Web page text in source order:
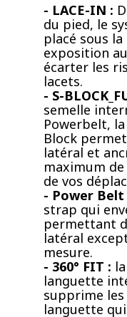
- LACE-IN :
du pied, le
placé sous
exposition
écarter les
lacets.
- S-
semelle
Powerbelt,
Block
latéral et
maximum
de vos
- Power Belt
strap qui
permettant
latéral
mesure.
- 360° FIT :
languette
supprime
languette